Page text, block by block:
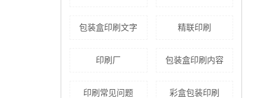
包装盒印刷文字 精联印刷
印刷厂 包装盒印刷内容
印刷常见问题 彩盒包装印刷